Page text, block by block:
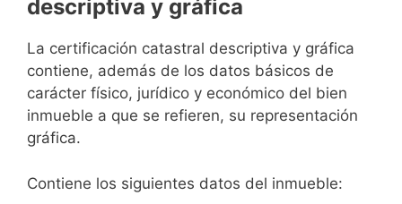
descriptiva y gráfica
La certificación catastral descriptiva y gráfica
contiene, además de los datos básicos de
carácter físico, jurídico y económico del bien
inmueble a que se refieren, su representación
gráfica.
Contiene los siguientes datos del inmueble: